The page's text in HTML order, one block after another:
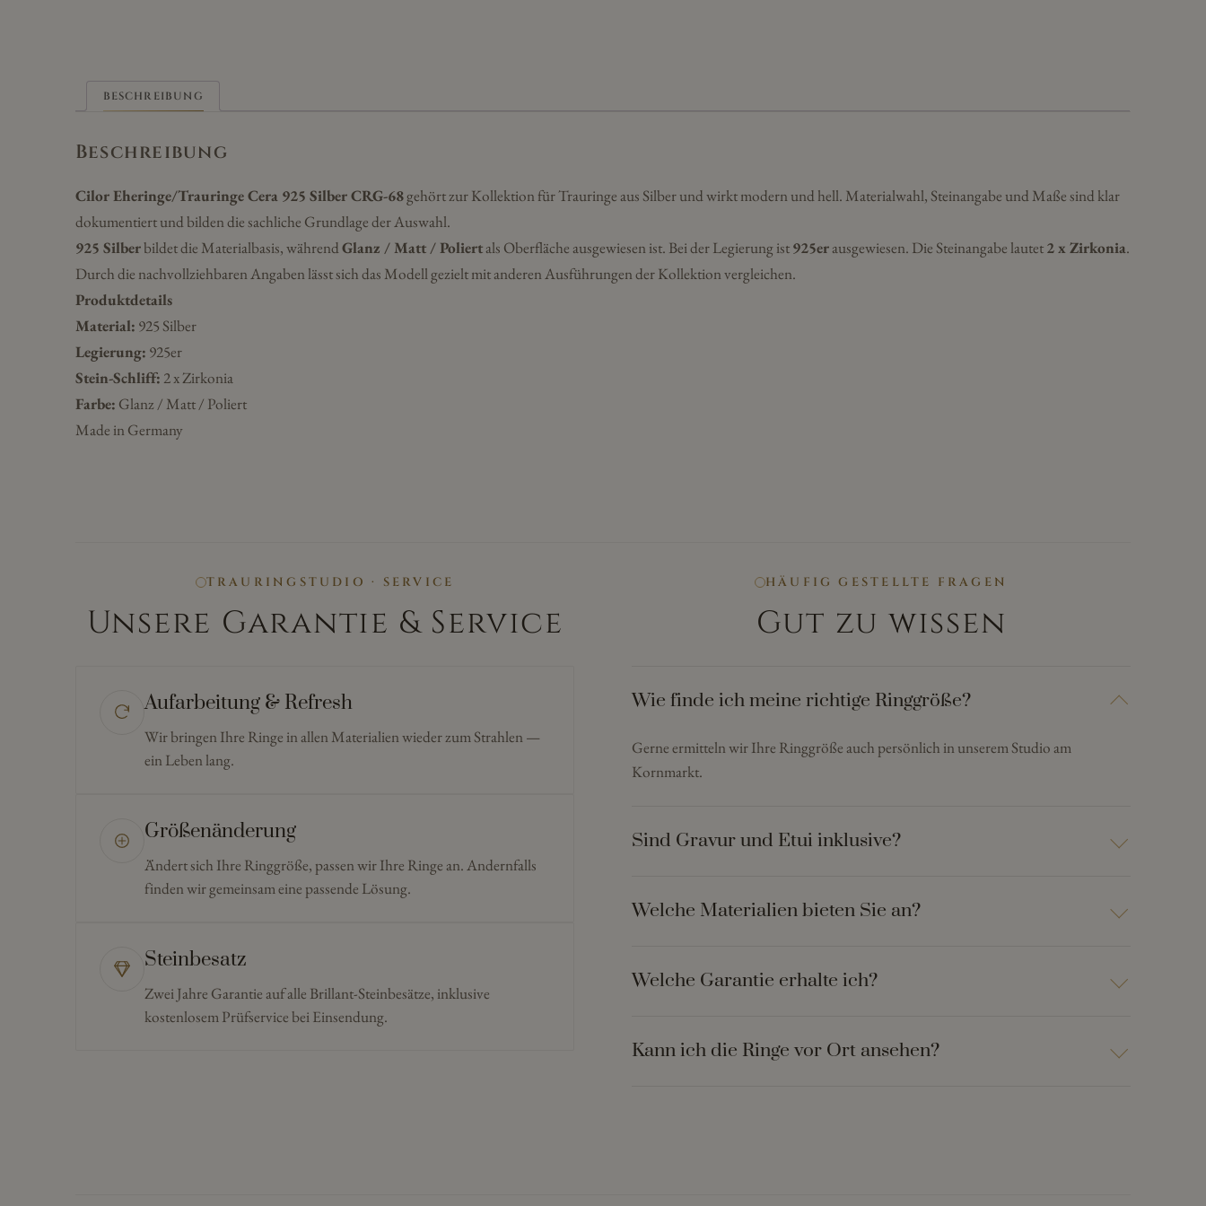
BESCHREIBUNG
Beschreibung
Cilor Eheringe/Trauringe Cera 925 Silber CRG-68gehört zur Kollektion für Trauringe aus Silber und wirkt modern und hell. Materialwahl, Steinangabe und Maße sind klar
dokumentiert und bilden die sachliche Grundlage der Auswahl.
925 Silberbildet die Materialbasis, währendGlanz / Matt / Poliertals Oberfläche ausgewiesen ist. Bei der Legierung ist925erausgewiesen. Die Steinangabe lautet2 x Zirkonia.
Durch die nachvollziehbaren Angaben lässt sich das Modell gezielt mit anderen Ausführungen der Kollektion vergleichen.
Produktdetails
Material: 925 Silber
Legierung: 925er
Stein-Schliff: 2 x Zirkonia
Farbe: Glanz / Matt / Poliert
Made in Germany
TRAURINGSTUDIO · SERVICE
Unsere Garantie & Service
Aufarbeitung & Refresh
Wir bringen Ihre Ringe in allen Materialien wieder zum Strahlen —
ein Leben lang.
Größenänderung
Ändert sich Ihre Ringgröße, passen wir Ihre Ringe an. Andernfalls
finden wir gemeinsam eine passende Lösung.
Steinbesatz
Zwei Jahre Garantie auf alle Brillant-Steinbesätze, inklusive
kostenlosem Prüfservice bei Einsendung.
HÄUFIG GESTELLTE FRAGEN
Gut zu wissen
Wie finde ich meine richtige Ringgröße?
Gerne ermitteln wir Ihre Ringgröße auch persönlich in unserem Studio am
Kornmarkt.
Sind Gravur und Etui inklusive?
Welche Materialien bieten Sie an?
Welche Garantie erhalte ich?
Kann ich die Ringe vor Ort ansehen?